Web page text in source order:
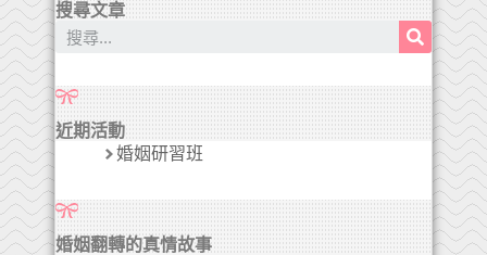
搜尋文章
近期活動
婚姻研習班
婚姻翻轉的真情故事